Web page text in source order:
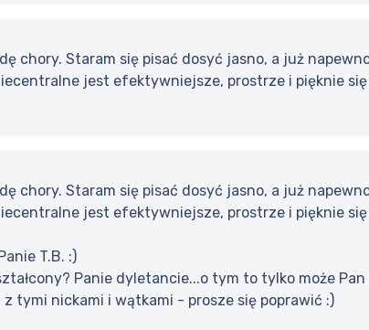
chory. Staram się pisać dosyć jasno, a już
jest efektywniejsze, prostrze i pięknie
chory. Staram się pisać dosyć jasno, a już
jest efektywniejsze, prostrze i pięknie
T.B. :)
Panie dyletancie...o tym to tylko może
z tymi nickami i wątkami - prosze się poprawić :)